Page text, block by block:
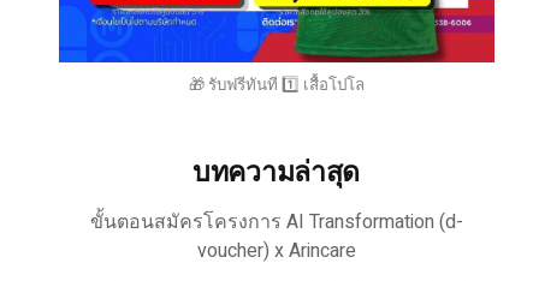
🎁 รับฟรีทันที 1️⃣ เสื้อโปโล
บทความล่าสุด
ขั้นตอนสมัครโครงการ AI Transformation (d-
voucher) x Arincare